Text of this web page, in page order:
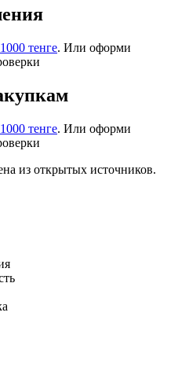
тенге. Или оформи
тенге. Или оформи
из открытых источников.